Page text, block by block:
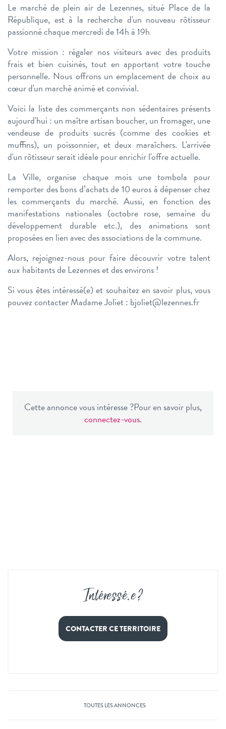
Le marché de plein air de Lezennes, situé Place de la
République, est à la recherche d'un nouveau rôtisseur
passionné chaque mercredi de 14h à 19h
Votre mission : régaler nos visiteurs avec des produits
frais et bien cuisinés, tout en apportant votre touche
personnelle. Nous offrons un emplacement de choix au
cœur d'un marché animé et convivial.
Voici la liste des commerçants non sédentaires présents
aujourd'hui : un maître artisan boucher, un fromager, une
vendeuse de produits sucrés (comme des cookies et
muffins), un poissonnier, et deux maraîchers. L'arrivée
d'un rôtisseur serait idéale pour enrichir l'offre actuelle.
La Ville, organise chaque mois une tombola pour
remporter des bons d’achats de 10 euros à dépenser chez
les commerçants du marché. Aussi, en fonction des
manifestations nationales (octobre rose, semaine du
développement durable etc.), des animations sont
proposées en lien avec des associations de la commune.
Alors, rejoignez-nous pour faire découvrir votre talent
aux habitants de Lezennes et des environs !
Si vous êtes intéressé(e) et souhaitez en savoir plus, vous
pouvez contacter Madame Joliet : bjoliet@lezennes.fr
Cette annonce vous intéresse ?Pour en savoir plus,
connectez-vous.
Intéressé.e ?
CONTACTER CE TERRITOIRE
TOUTES LES ANNONCES